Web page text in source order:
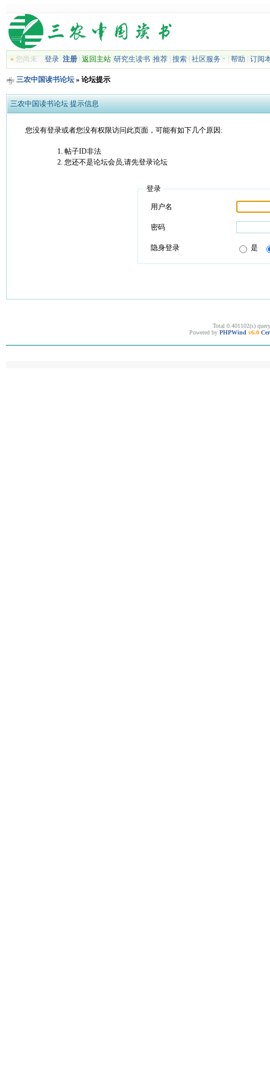
»您尚未 登录 注册| 返回主站| 研究生读书| 推荐| 搜索| 社区服务 帮助 订阅
三农中国读书论坛» 论坛提示
三农中国读书论坛 提示信息
您没有登录或者您没有权限访问此页面，可能有如下几个原因:
帖子ID非法
您还不是论坛会员,请先登录论坛
登录
用户名
密码
隐身登录 是
Total 0.401102(s)
Powered by PHPWind v6.0